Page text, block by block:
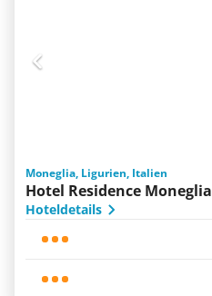
Moneglia, Ligurien, Italien
Hotel Residence Moneglia
Hoteldetails